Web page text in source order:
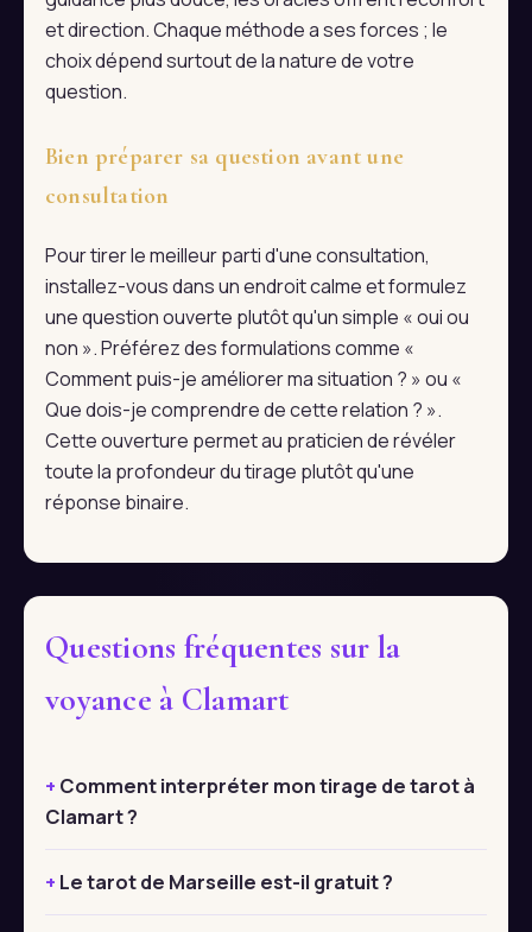
et direction. Chaque méthode a ses forces ; le
choix dépend surtout de la nature de votre
question.
Bien préparer sa question avant une
consultation
Pour tirer le meilleur parti d'une consultation,
installez-vous dans un endroit calme et formulez
une question ouverte plutôt qu'un simple « oui ou
non ». Préférez des formulations comme «
Comment puis-je améliorer ma situation ? » ou «
Que dois-je comprendre de cette relation ? ».
Cette ouverture permet au praticien de révéler
toute la profondeur du tirage plutôt qu'une
réponse binaire.
Questions fréquentes sur la
voyance à Clamart
Comment interpréter mon tirage de tarot à
Clamart ?
Le tarot de Marseille est-il gratuit ?